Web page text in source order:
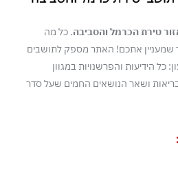
טירת הכרמל והסביבה. כל מה
שמעניין אתכם! האתר מספק לתושבים
כל הידיעות והפרשנויות במגוון
ושאר הנושאים החמים שעל סדר